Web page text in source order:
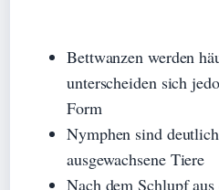
Bettwanzen werden
unterscheiden sich
Form
Nymphen sind
ausgewachsene Tiere
Nach dem Schlupf